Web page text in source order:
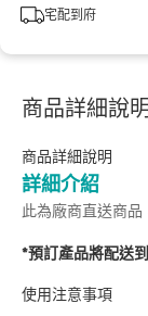
宅配到府
商品詳細說明
商品詳細說明
詳細介紹
此為廠商直送商
*預訂產品將配送
使用注意事項